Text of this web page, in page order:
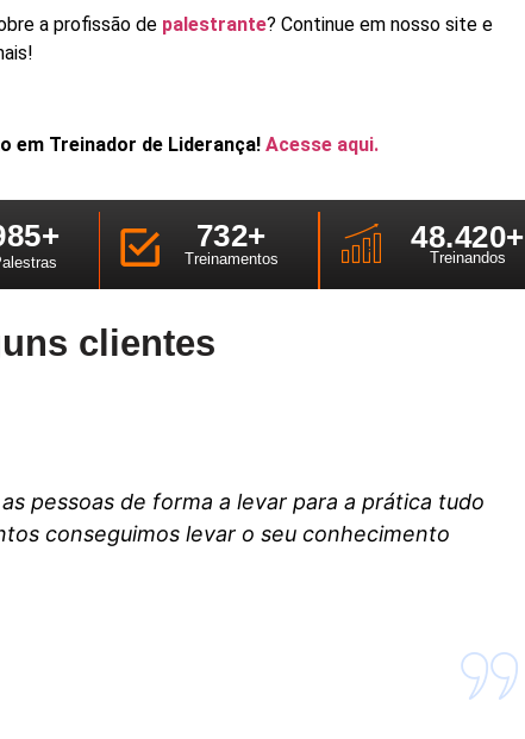
a profissão de palestrante? Continue em nosso site e
em Treinador de Liderança! Acesse aqui.
+
Treinamentos
732+
Treinandos
48.420+
clientes
pessoas de forma a levar para a prática tudo
conseguimos levar o seu conhecimento